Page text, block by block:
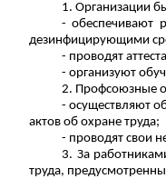
1. Организации
- обеспечивают
дезинфицирующими
- проводят
- организуют
2. Профсоюзные
- осуществляют
актов об охране труда;
- проводят свои
3. За
труда,